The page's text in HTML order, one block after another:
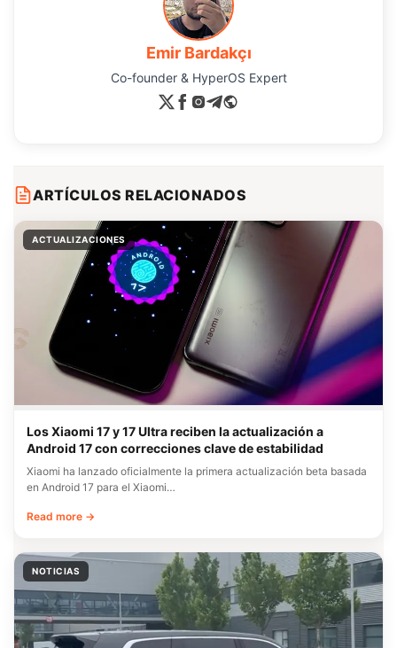
Emir Bardakçı
Co-founder & HyperOS Expert
ARTÍCULOS RELACIONADOS
ACTUALIZACIONES
Los Xiaomi 17 y 17 Ultra reciben la actualización a
Android 17 con correcciones clave de estabilidad
Xiaomi ha lanzado oficialmente la primera actualización beta basada
en Android 17 para el Xiaomi…
Read more →
NOTICIAS